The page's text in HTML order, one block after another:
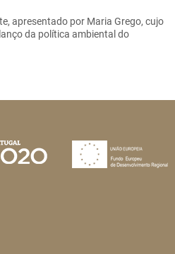
apresentado por Maria Grego, cujo
da política ambiental do